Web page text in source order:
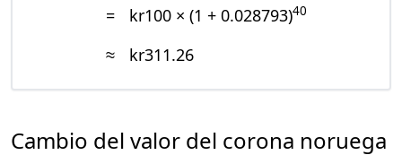
= kr100 × (1 + 0.028793)40
≈ kr311.26
Cambio del valor del corona noruega